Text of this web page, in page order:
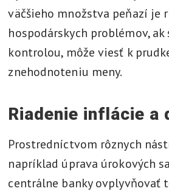
väčšieho množstva peňazí je
hospodárskych problémov,
kontrolou, môže viesť k
znehodnoteniu meny.
Riadenie inflácie a
Prostredníctvom rôznych
napríklad úprava úrokových
centrálne banky ovplyvňovať